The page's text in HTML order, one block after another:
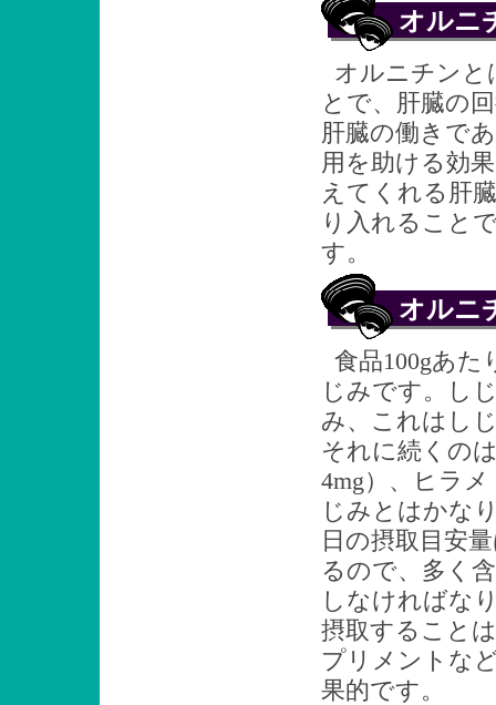
オルニ
オルニチンと
とで、肝臓の
肝臓の働きで
用を助ける効
えてくれる肝
り入れること
す。
オルニ
食品100gあ
じみです。し
み、これはし
それに続くの
4mg）、ヒラ
じみとはかな
日の摂取目安
るので、多く
しなければな
摂取すること
プリメントな
果的です。